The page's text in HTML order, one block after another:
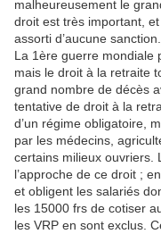
malheureusement le
droit est très important,
assorti d’aucune sanction.
La 1ère guerre mondiale
mais le droit à la retraite
grand nombre de décès
tentative de droit à la
d’un régime obligatoire,
par les médecins,
certains milieux ouvriers.
l’approche de ce droit ;
et obligent les salariés
les 15000 frs de cotiser
les VRP en sont exclus.